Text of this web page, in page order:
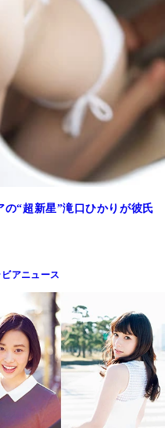
“超新星”滝口ひかりが彼氏
アニュース